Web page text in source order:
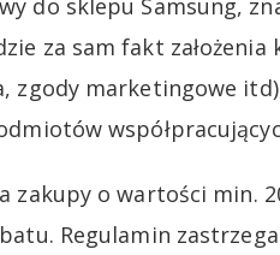
do sklepu Samsung,
za sam fakt założenia
zgody marketingowe
zakupy o wartości min.
Regulamin